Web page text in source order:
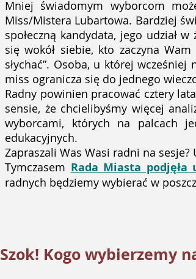
Mniej świadomym wyborcom
Miss/Mistera Lubartowa. Bardziej
społeczną kandydata, jego udział
się wokół siebie, kto zaczyna
słychać”. Osoba, u której
miss ogranicza się do jednego
Radny powinien pracować cztery
sensie, że chcielibyśmy więcej
wyborcami, których na palcach
edukacyjnych.
Zapraszali Was Wasi radni na sesje?
Tymczasem Rada Miasta podjęła
radnych będziemy wybierać w
Szok! Kogo wybierzemy